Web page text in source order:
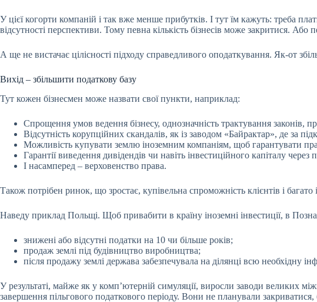
У цієї когорти компаній і так вже менше прибутків. І тут їм кажуть: треба
відсутності перспективи. Тому певна кількість бізнесів може закритися. Або
А ще не вистачає цілісності підходу справедливого оподаткування. Як-от
Вихід – збільшити податкову базу
Тут кожен бізнесмен може назвати свої пункти, наприклад:
Спрощення умов ведення бізнесу, однозначність трактування законів,
Відсутність корупційних скандалів, як із заводом «Байрактар», де за
Можливість купувати землю іноземним компаніям, щоб гарантувати
Гарантії виведення дивідендів чи навіть інвестиційного капіталу через
І насамперед – верховенство права.
Також потрібен ринок, що зростає, купівельна спроможність клієнтів і
Наведу приклад Польщі. Щоб привабити в країну іноземні інвестиції, в
знижені або відсутні податки на 10 чи більше років;
продаж землі під будівництво виробництва;
після продажу землі держава забезпечувала на ділянці всю необхідну
У результаті, майже як у комп’ютерній симуляції, виросли заводи великих
завершення пільгового податкового періоду. Вони не планували